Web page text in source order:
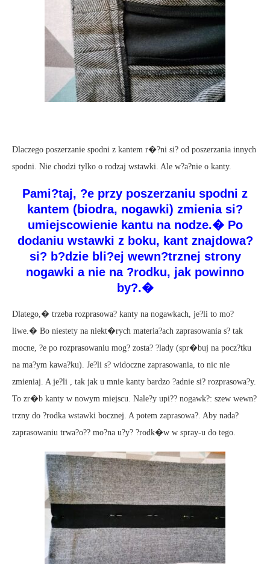
Dlaczego poszerzanie spodni z kantem r�?ni si? od poszerzania innych
spodni. Nie chodzi tylko o rodzaj wstawki. Ale w?a?nie o kanty.
Pami?taj, ?e przy poszerzaniu spodni z
kantem (biodra, nogawki) zmienia si?
umiejscowienie kantu na nodze.� Po
dodaniu wstawki z boku, kant znajdowa?
si? b?dzie bli?ej wewn?trznej strony
nogawki a nie na ?rodku, jak powinno
by?.�
Dlatego,� trzeba rozprasowa? kanty na nogawkach, je?li to mo?
liwe.� Bo niestety na niekt�rych materia?ach zaprasowania s? tak
mocne, ?e po rozprasowaniu mog? zosta? ?lady (spr�buj na pocz?tku
na ma?ym kawa?ku). Je?li s? widoczne zaprasowania, to nic nie
zmieniaj. A je?li , tak jak u mnie kanty bardzo ?adnie si? rozprasowa?y.
To zr�b kanty w nowym miejscu. Nale?y upi?? nogawk?: szew wewn?
trzny do ?rodka wstawki bocznej. A potem zaprasowa?. Aby nada?
zaprasowaniu trwa?o?? mo?na u?y? ?rodk�w w spray-u do tego.